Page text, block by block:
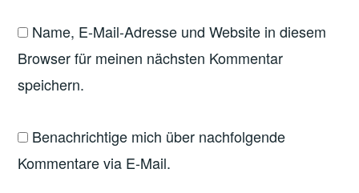
Name, E-Mail-Adresse und Website in diesem
Browser für meinen nächsten Kommentar
speichern.
Benachrichtige mich über nachfolgende
Kommentare via E-Mail.